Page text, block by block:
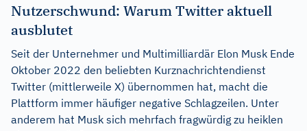
Nutzerschwund: Warum Twitter aktuell
ausblutet
Seit der Unternehmer und Multimilliardär Elon Musk Ende
Oktober 2022 den beliebten Kurznachrichtendienst
Twitter (mittlerweile X) übernommen hat, macht die
Plattform immer häufiger negative Schlagzeilen. Unter
anderem hat Musk sich mehrfach fragwürdig zu heiklen